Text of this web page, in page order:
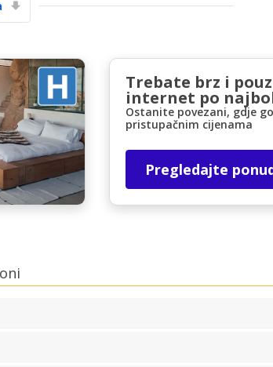
Trebate brz i
internet po
Ostanite povezani, gdje
pristupačnim cijenama
Pregledajte